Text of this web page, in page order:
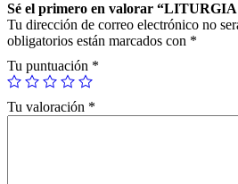
C
y
g
n
e
s
L
Sé el primero en valorar
Tu dirección de correo electrónico no
obligatorios están marcados con *
Tu puntuación *
Tu valoración *